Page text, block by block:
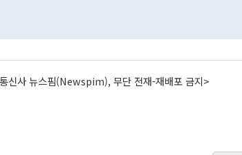
신사 뉴스핌(Newspim), 무단 전재-재배포 금지>